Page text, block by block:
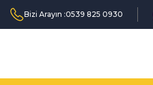
Bizi Arayın :0539 825 0930